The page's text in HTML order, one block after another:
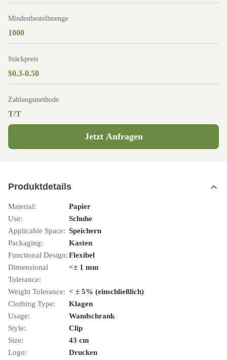
Mindestbestellmenge
1000
Stückpreis
$0.3-0.50
Zahlungsmethode
T/T
Jetzt Anfragen
Produktdetails
Material:
Papier
Use:
Schuhe
Applicable Space: Speichern
Packaging:
Kasten
Functional Design:Flexibel
Dimensional
Tolerance:
<± 1 mm
Weight Tolerance: < ± 5% (einschließlich)
Clothing Type:
Klagen
Usage:
Wandschrank
Style:
Clip
Size:
43 cm
Logo:
Drucken